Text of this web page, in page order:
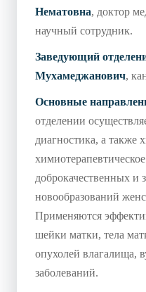
Нематовна, доктор
научный сотрудник.
Заведующий
Мухамеджанович,
Основные
отделении
диагностика, а также
доброкачественных и
новообразований
Применяются
шейки матки, тела
опухолей влагалища,
заболеваний.